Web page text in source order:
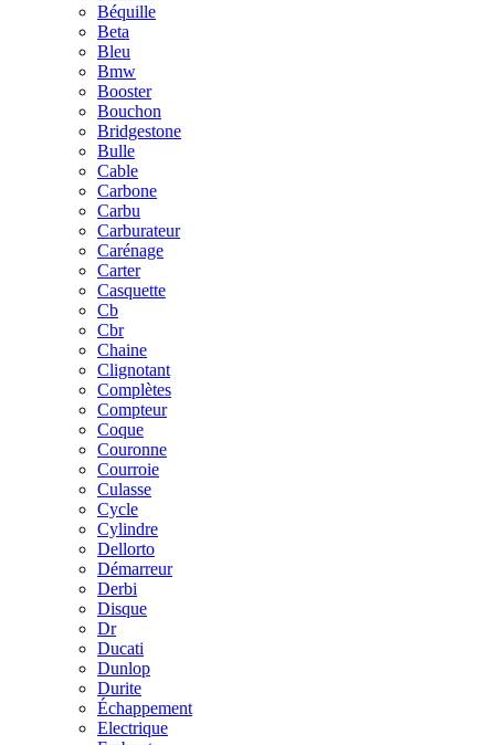
Béquille
Beta
Bleu
Bmw
Booster
Bouchon
Bridgestone
Bulle
Cable
Carbone
Carbu
Carburateur
Carénage
Carter
Casquette
Cb
Cbr
Chaine
Clignotant
Complètes
Compteur
Coque
Couronne
Courroie
Culasse
Cycle
Cylindre
Dellorto
Démarreur
Derbi
Disque
Dr
Ducati
Dunlop
Durite
Échappement
Electrique